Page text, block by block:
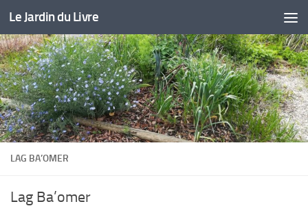
Skip to content
Le Jardin du Livre
LAG BA’OMER
Lag Ba’omer